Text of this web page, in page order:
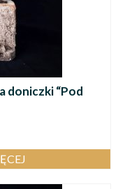
doniczki “Pod